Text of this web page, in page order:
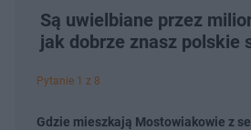
Są uwielbiane przez
jak dobrze znasz polskie
Pytanie 1 z 8
Gdzie mieszkają Mostowiakowie z